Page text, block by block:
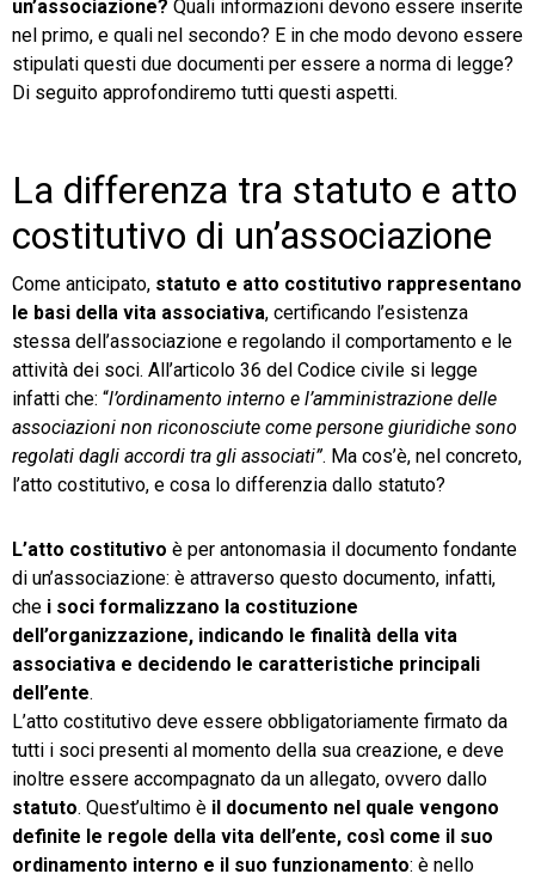
un’associazione? Quali informazioni devono essere inserite
nel primo, e quali nel secondo? E in che modo devono essere
stipulati questi due documenti per essere a norma di legge?
Di seguito approfondiremo tutti questi aspetti.
La differenza tra statuto e atto
costitutivo di un’associazione
Come anticipato, statuto e atto costitutivo rappresentano
le basi della vita associativa, certificando l’esistenza
stessa dell’associazione e regolando il comportamento e le
attività dei soci. All’articolo 36 del Codice civile si legge
infatti che: “l’ordinamento interno e l’amministrazione delle
associazioni non riconosciute come persone giuridiche sono
regolati dagli accordi tra gli associati”. Ma cos’è, nel concreto,
l’atto costitutivo, e cosa lo differenzia dallo statuto?
L’atto costitutivo è per antonomasia il documento fondante
di un’associazione: è attraverso questo documento, infatti,
che i soci formalizzano la costituzione
dell’organizzazione, indicando le finalità della vita
associativa e decidendo le caratteristiche principali
dell’ente.
L’atto costitutivo deve essere obbligatoriamente firmato da
tutti i soci presenti al momento della sua creazione, e deve
inoltre essere accompagnato da un allegato, ovvero dallo
statuto. Quest’ultimo è il documento nel quale vengono
definite le regole della vita dell’ente, così come il suo
ordinamento interno e il suo funzionamento: è nello